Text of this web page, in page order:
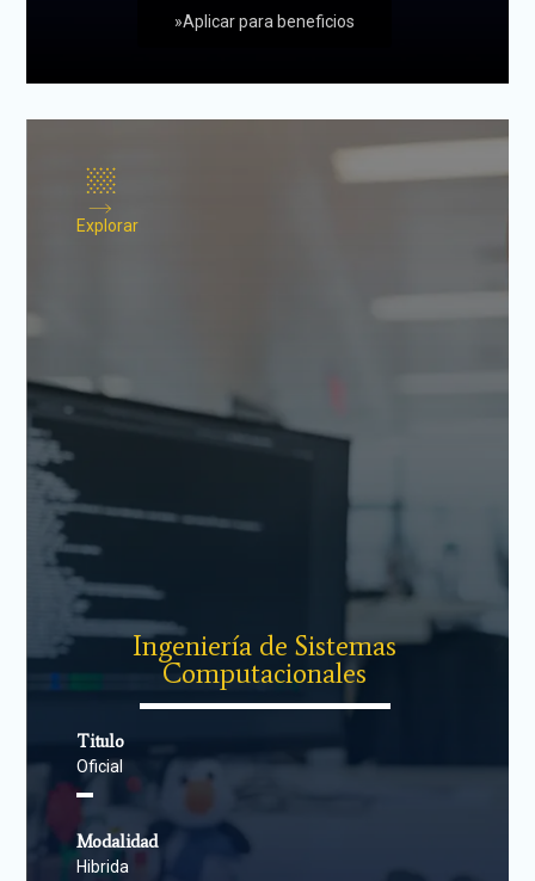
»Aplicar para beneficios
Explorar
Ingeniería de Sistemas
Computacionales
▬▬▬▬▬▬▬▬▬▬▬▬▬▬
Titulo
Oficial
▬
Modalidad
Hibrida